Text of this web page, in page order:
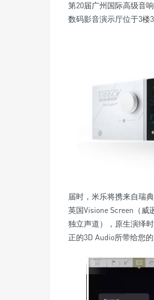
第20届广州国际高级音
数码影音演示厅位于3楼
届时，米乐将携来自瑞
英国Visione Screen（威
独立声道），原生演绎
正的3D Audio所带给您的